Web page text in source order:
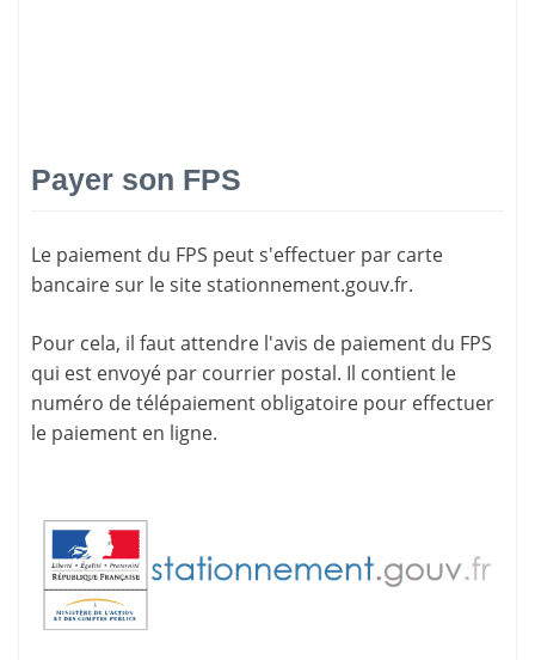
Payer son FPS
Le paiement du FPS peut s'effectuer par carte
bancaire sur le sitestationnement.gouv.fr.
Pour cela, il faut attendre l'avis de paiement du FPS
qui est envoyé par courrier postal. Il contient le
numéro de télépaiement obligatoire pour effectuer
le paiement en ligne.